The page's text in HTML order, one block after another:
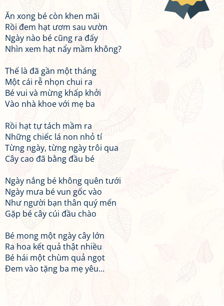
Ăn xong bé còn khen mãi
Rồi đem hạt ươm sau vườn
Ngày nào bé cũng ra đấy
Nhìn xem hạt nẩy mầm không?
Thế là đã gần một tháng
Một cái rễ nhọn chui ra
Bé vui và mừng khấp khởi
Vào nhà khoe với mẹ ba
Rồi hạt tự tách mầm ra
Những chiếc lá non nhỏ tí
Từng ngày, từng ngày trôi qua
Cây cao đã bằng đầu bé
Ngày nắng bé không quên tưới
Ngày mưa bé vun gốc vào
Như người bạn thân quý mến
Gặp bé cây cúi đầu chào
Bé mong một ngày cây lớn
Ra hoa kết quả thật nhiều
Bé hái một chùm quả ngọt
Đem vào tặng ba mẹ yêu...